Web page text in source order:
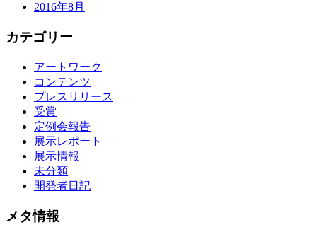
2016年8月
カテゴリー
アートワーク
コンテンツ
プレスリリース
受賞
定例会報告
展示レポート
展示情報
未分類
開発者日記
メタ情報